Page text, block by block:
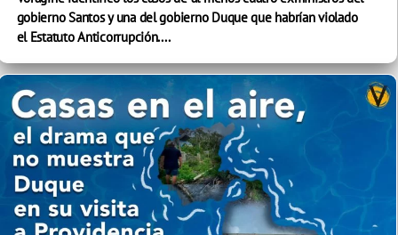
gobierno Santos y una del gobierno Duque que habrían violado
el Estatuto Anticorrupción....